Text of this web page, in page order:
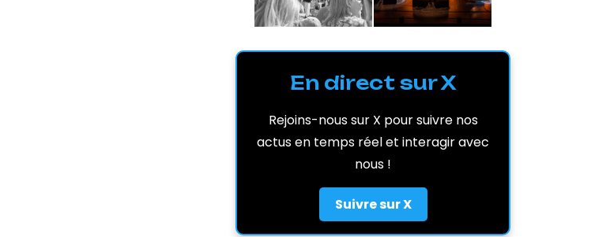
En direct sur X
Rejoins-nous sur X pour suivre nos
actus en temps réel et interagir avec
nous !
Suivre sur X